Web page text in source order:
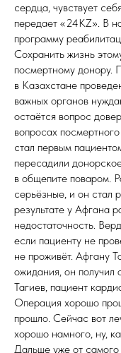
сердца, чувствует
передает «24KZ». В
программу
Сохранить жизнь
посмертному донору.
в Казахстане
важных органов
остаётся вопрос
вопросах
стал первым
пересадили
в общепите поваром.
серьёзные, и он стал
результате у Афгана
недостаточность.
если пациенту не
не проживёт. Афгану
ожидания, он получил
Тагиев, пациент
Операция хорошо
прошло. Сейчас вот
хорошо намного, ну,
Дальше уже от самого